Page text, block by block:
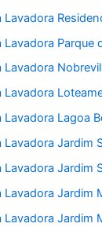
Parque
Lavadora
Lagoa
Jardim
Jardim
Jardim
Lavadora Jardim